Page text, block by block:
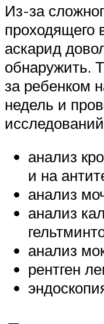
Из-за
проходящего
аскарид
обнаружить.
за ребенком
недель и
анализ
и на
анализ
анализ
анализ
рентген